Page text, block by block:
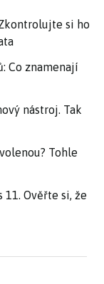
si ho
Co znamenají
nástroj. Tak
Tohle
Ověřte si, že